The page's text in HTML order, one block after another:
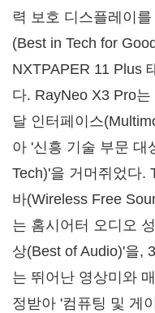
력 보호 디스플레이
(Best in Tech for
NXTPAPER 11 Plus
다. RayNeo X3 Pro
달 인터페이스
아 '신흥 기술 부문 대
Tech)'을 거머쥐었다.
바(Wireless Free
는 홈시어터 오디오
상(Best of Audio)'을,
는 뛰어난 영상미와
정받아 '컴퓨팅 및 게